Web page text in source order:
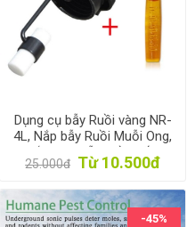
Dụng cụ bẫy Ruồi vàng NR-
4L, Nắp bẫy Ruồi Muỗi Ong,
Nắp chai bẫy Ruồi Dấm
25.000đ Từ 10.500đ
-45%